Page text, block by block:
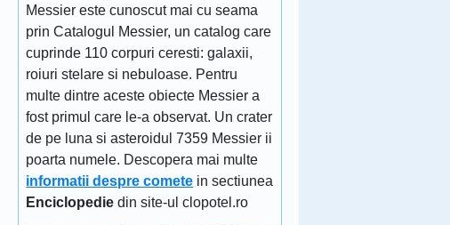
Messier este cunoscut mai cu seama
prin Catalogul Messier, un catalog care
cuprinde 110 corpuri ceresti: galaxii,
roiuri stelare si nebuloase. Pentru
multe dintre aceste obiecte Messier a
fost primul care le-a observat. Un crater
de pe luna si asteroidul 7359 Messier ii
poarta numele. Descopera mai multe
informatii despre comete in sectiunea
Enciclopedie din site-ul clopotel.ro